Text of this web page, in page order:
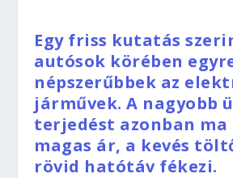
Egy friss kutatás
autósok körében
népszerűbbek az
járművek. A nagyobb
terjedést azonban ma
magas ár, a kevés
rövid hatótáv fékezi.